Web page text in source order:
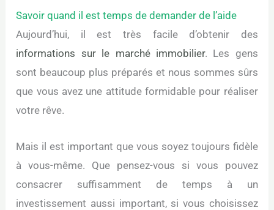
Savoir quand il est temps de demander de l’aide
Aujourd’hui, il est très facile d’obtenir des
informations sur le marché immobilier. Les gens
sont beaucoup plus préparés et nous sommes sûrs
que vous avez une attitude formidable pour réaliser
votre rêve.
Mais il est important que vous soyez toujours fidèle
à vous-même. Que pensez-vous si vous pouvez
consacrer suffisamment de temps à un
investissement aussi important, si vous choisissez